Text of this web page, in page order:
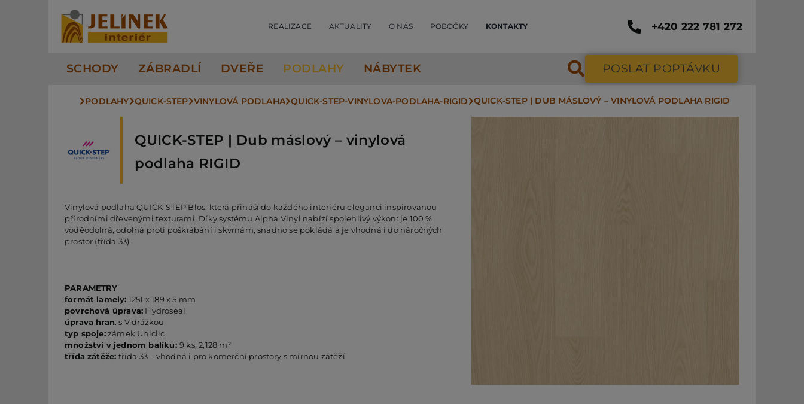
REALIZACE AKTUALITY O NÁS POBOČKY KONTAKTY +420 222 781 272
SCHODY ZÁBRADLÍ DVEŘE PODLAHY NÁBYTEK POSLAT POPTÁVKU
PODLAHY QUICK-STEP VINYLOVÁ PODLAHA QUICK-STEP-VINYLOVA-PODLAHA-RIGID QUICK-STEP | DUB MÁSLOVÝ – VINYLOVÁ PODLAHA RIGID
QUICK-STEP | Dub máslový – vinylová
podlaha RIGID
Vinylová podlaha QUICK-STEP Blos, která přináší do každého interiéru eleganci inspirovanou
přírodními dřevenými texturami. Díky systému Alpha Vinyl nabízí spolehlivý výkon: je 100 %
voděodolná, odolná proti poškrábání i skvrnám, snadno se pokládá a je vhodná i do náročných
prostor (třída 33).
PARAMETRY
formát lamely: 1251 x 189 x 5 mm
povrchová úprava: Hydroseal
úprava hran: s V drážkou
typ spoje:zámek Uniclic
množství v jednom balíku:9 ks, 2,128 m²
třída zátěže: třída 33 – vhodná i pro komerční prostory s mírnou zátěží